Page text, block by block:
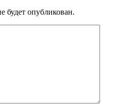
будет опубликован.